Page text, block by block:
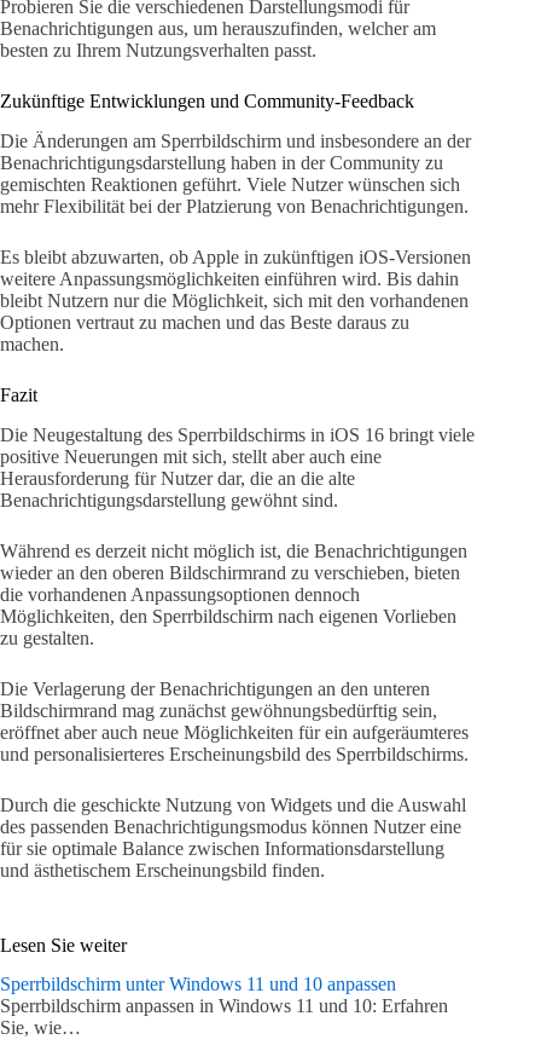
Probieren Sie die verschiedenen Darstellungsmodi für
Benachrichtigungen aus, um herauszufinden, welcher am
besten zu Ihrem Nutzungsverhalten passt.
Zukünftige Entwicklungen und Community-Feedback
Die Änderungen am Sperrbildschirm und insbesondere an der
Benachrichtigungsdarstellung haben in der Community zu
gemischten Reaktionen geführt. Viele Nutzer wünschen sich
mehr Flexibilität bei der Platzierung von Benachrichtigungen.
Es bleibt abzuwarten, ob Apple in zukünftigen iOS-Versionen
weitere Anpassungsmöglichkeiten einführen wird. Bis dahin
bleibt Nutzern nur die Möglichkeit, sich mit den vorhandenen
Optionen vertraut zu machen und das Beste daraus zu
machen.
Fazit
Die Neugestaltung des Sperrbildschirms in iOS 16 bringt viele
positive Neuerungen mit sich, stellt aber auch eine
Herausforderung für Nutzer dar, die an die alte
Benachrichtigungsdarstellung gewöhnt sind.
Während es derzeit nicht möglich ist, die Benachrichtigungen
wieder an den oberen Bildschirmrand zu verschieben, bieten
die vorhandenen Anpassungsoptionen dennoch
Möglichkeiten, den Sperrbildschirm nach eigenen Vorlieben
zu gestalten.
Die Verlagerung der Benachrichtigungen an den unteren
Bildschirmrand mag zunächst gewöhnungsbedürftig sein,
eröffnet aber auch neue Möglichkeiten für ein aufgeräumteres
und personalisierteres Erscheinungsbild des Sperrbildschirms.
Durch die geschickte Nutzung von Widgets und die Auswahl
des passenden Benachrichtigungsmodus können Nutzer eine
für sie optimale Balance zwischen Informationsdarstellung
und ästhetischem Erscheinungsbild finden.
Lesen Sie weiter
Sperrbildschirm unter Windows 11 und 10 anpassen
Sperrbildschirm anpassen in Windows 11 und 10: Erfahren
Sie, wie…